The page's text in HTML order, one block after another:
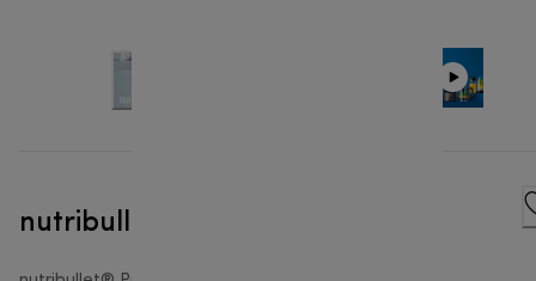
nutribullet® Pro 900